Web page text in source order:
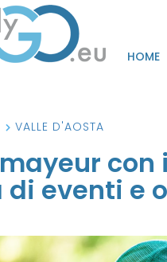
HOME
VALLE D'AOSTA
con
di eventi e